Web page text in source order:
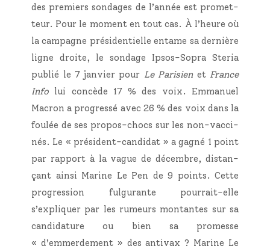
des pre­miers son­dages de l’année est pro­met­
teur. Pour le moment en tout cas. À l’heure où
la cam­pagne pré­si­den­tielle entame sa der­nière
ligne droite, le son­dage Ipsos-Sopra Ste­ria
publié le 7 jan­vier pour Le Pari­sienet France
Info lui concède 17 % des voix. Emma­nuel
Macron a pro­gres­sé avec 26 % des voix dans la
fou­lée de ses pro­pos-chocs sur les non-vac­ci­
nés. Le « pré­sident-can­di­dat » a gagné 1 point
par rap­port à la vague de décembre, dis­tan­
çant ain­si Marine Le Pen de 9 points. Cette
pro­gres­sion ful­gu­rante pour­rait-elle
s’expliquer par les rumeurs mon­tantes sur sa
can­di­da­ture ou bien sa pro­messe
« d’emmerdement » des anti­vax ? Marine Le